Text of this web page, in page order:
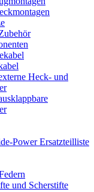
Heck- und
Power Ersatzteilliste
und Scherstifte